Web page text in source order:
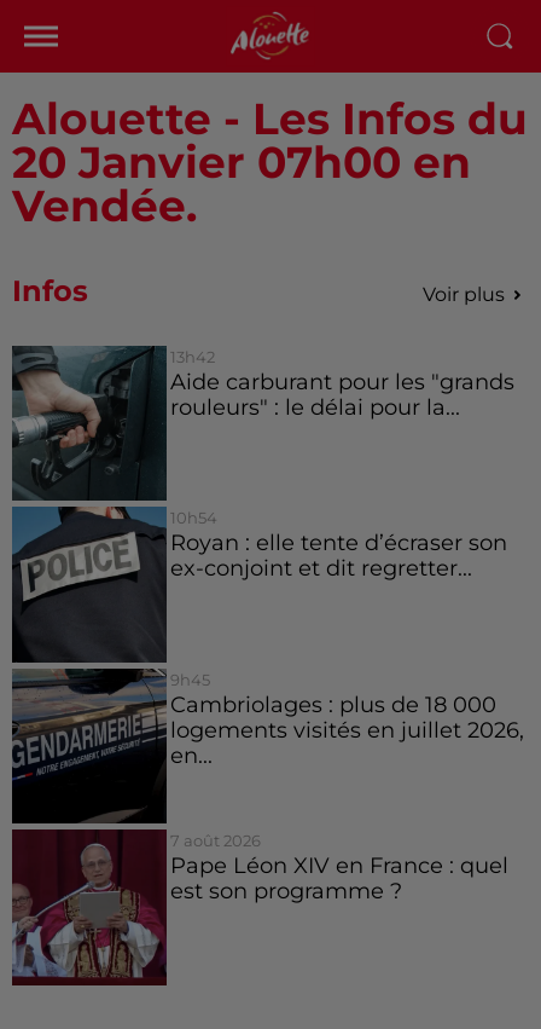
Alouette - Les Infos du
20 Janvier 07h00 en
Vendée.
Infos Voir plus
13h42
Aide carburant pour les "grands
rouleurs" : le délai pour la...
10h54
Royan : elle tente d’écraser son
ex-conjoint et dit regretter...
9h45
Cambriolages : plus de 18 000
logements visités en juillet 2026,
en...
7 août 2026
Pape Léon XIV en France : quel
est son programme ?